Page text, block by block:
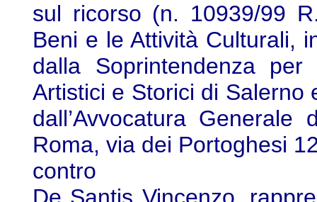
sul ricorso (n. 10939/99
Beni e le Attività Culturali,
dalla Soprintendenza
Artistici e Storici di Salerno
dall’Avvocatura
Roma, via dei Portoghesi
contro